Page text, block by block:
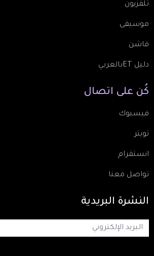
تلفزيون
موسيقى
فاشن
دليل ETبالعربي
كُن على اتصال
فيسبوك
تويتر
انستقرام
تواصل معنا
النشرة البريدية